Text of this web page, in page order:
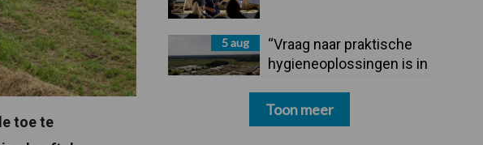
toe te
5 aug
“Vraag naar praktische
hygieneoplossingen is in
Toon meer